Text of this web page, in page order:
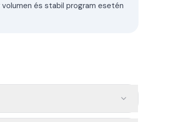
és stabil program esetén